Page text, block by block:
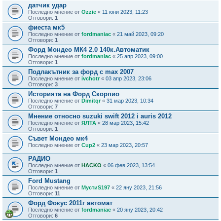
датчик удар
Последно мнение от Ozzie « 11 юни 2023, 11:23
Отговори: 1
фиеста мк5
Последно мнение от fordmaniac « 21 май 2023, 09:20
Отговори: 1
Форд Мондео МК4 2.0 140к.Автоматик
Последно мнение от fordmaniac « 25 апр 2023, 09:00
Отговори: 1
Подлакътник за форд c max 2007
Последно мнение от ivchotr « 03 апр 2023, 23:06
Отговори: 3
Историята на Форд Скорпио
Последно мнение от Dimitqr« 31 мар 2023, 10:34
Отговори: 7
Мнение относно suzuki swift 2012 i auris 2012
Последно мнение от ЯЛТА « 28 мар 2023, 15:42
Отговори: 1
Съвет Мондео мк4
Последно мнение от Cup2 « 23 мар 2023, 20:57
РАДИО
Последно мнение от HACKO « 06 фев 2023, 13:54
Отговори: 1
Ford Mustang
Последно мнение от МустиS197 « 22 яну 2023, 21:56
Отговори: 11
Форд Фокус 2011г автомат
Последно мнение от fordmaniac « 20 яну 2023, 20:42
Отговори: 6